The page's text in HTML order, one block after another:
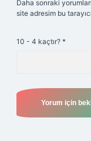
Daha sonraki
site adresim bu
10 - 4 kaçtır? *